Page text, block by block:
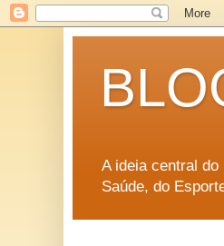
A ideia central
Saúde, do